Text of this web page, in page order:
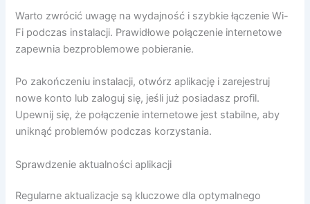
Warto zwrócić uwagę na wydajność i szybkie łączenie Wi-
Fi podczas instalacji. Prawidłowe połączenie internetowe
zapewnia bezproblemowe pobieranie.
Po zakończeniu instalacji, otwórz aplikację i zarejestruj
nowe konto lub zaloguj się, jeśli już posiadasz profil.
Upewnij się, że połączenie internetowe jest stabilne, aby
uniknąć problemów podczas korzystania.
Sprawdzenie aktualności aplikacji
Regularne aktualizacje są kluczowe dla optymalnego